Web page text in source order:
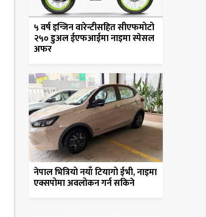
५ वर्ष इन्जिन वारेन्टीसहित सीएफमोटो
२५० डुअल ईएफआईमा नाइमा स्पेसल
अफर
नेपाल भित्रियो नयाँ टियागो ईभी, नाइमा
एक्सपोमा अवलोकन गर्न सकिने